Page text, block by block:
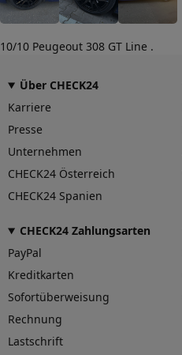
10/10 Peugeout 308 GT Line .
Über CHECK24
Karriere
Presse
Unternehmen
CHECK24 Österreich
CHECK24 Spanien
CHECK24 Zahlungsarten
PayPal
Kreditkarten
Sofortüberweisung
Rechnung
Lastschrift